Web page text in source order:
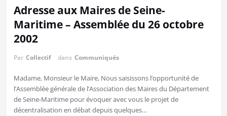
Adresse aux Maires de Seine-
Maritime – Assemblée du 26 octobre
2002
Par Collectif dans Communiqués
Madame, Monsieur le Maire, Nous saisissons l’opportunité de
l’Assemblée générale de l’Association des Maires du Département
de Seine-Maritime pour évoquer avec vous le projet de
décentralisation en débat depuis quelques…